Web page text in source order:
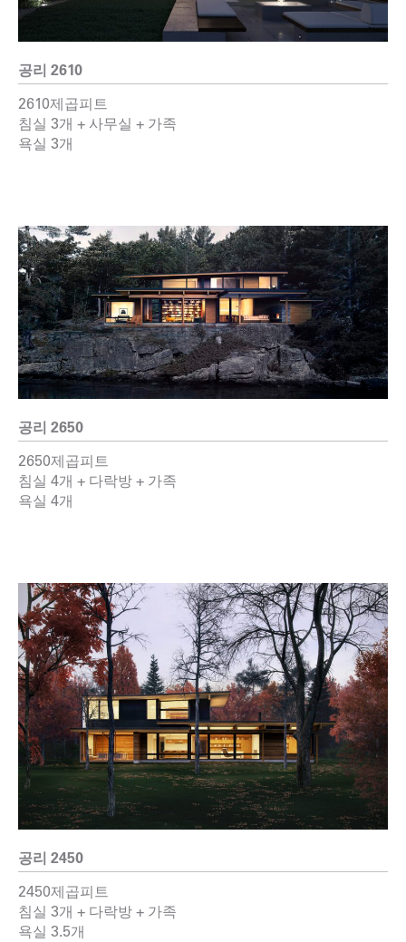
공리 2610
2610제곱피트
침실 3개 + 사무실 + 가족
욕실 3개
공리 2650
2650제곱피트
침실 4개 + 다락방 + 가족
욕실 4개
공리 2450
2450제곱피트
침실 3개 + 다락방 + 가족
욕실 3.5개